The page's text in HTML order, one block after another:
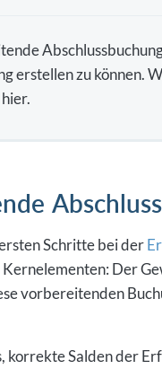
erstellen zu können.
Schritte bei der
Der
vorbereitenden
Salden der